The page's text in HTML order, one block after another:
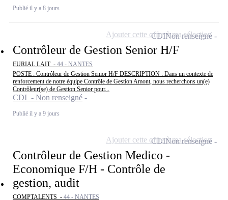
Publié il y a 8 jours
Contrôleur de Gestion Senior H/F
EURIAL LAIT - 44 - NANTES
POSTE : Contrôleur de Gestion Senior H/F DESCRIPTION : Dans un contexte de
renforcement de notre équipe Contrôle de Gestion Amont, nous recherchons un(e)
Contrôleur(se) de Gestion Senior pour...
CDI - Non renseigné
Publié il y a 9 jours
CDINon renseigné
Ajouter cette offre à ma sélection
Contrôleur de Gestion Medico -
Economique F/H - Contrôle de
gestion, audit
COMPTALENTS - 44 - NANTES
CDINon renseigné
Ajouter cette offre à ma sélection